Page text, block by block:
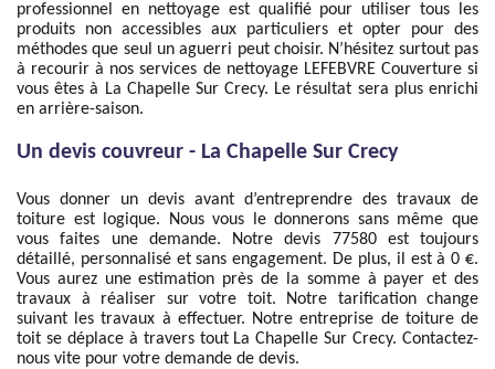
professionnel en nettoyage est qualifié pour utiliser tous les
produits non accessibles aux particuliers et opter pour des
méthodes que seul un aguerri peut choisir. N’hésitez surtout pas
à recourir à nos services de nettoyage LEFEBVRE Couverture si
vous êtes à La Chapelle Sur Crecy. Le résultat sera plus enrichi
en arrière-saison.
Un devis couvreur - La Chapelle Sur Crecy
Vous donner un devis avant d’entreprendre des travaux de
toiture est logique. Nous vous le donnerons sans même que
vous faites une demande. Notre devis 77580 est toujours
détaillé, personnalisé et sans engagement. De plus, il est à 0 €.
Vous aurez une estimation près de la somme à payer et des
travaux à réaliser sur votre toit. Notre tarification change
suivant les travaux à effectuer. Notre entreprise de toiture de
toit se déplace à travers tout La Chapelle Sur Crecy. Contactez-
nous vite pour votre demande de devis.